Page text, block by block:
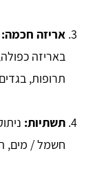
אריזה חכמה:
באריזה
תרופות,
תשתיות:
חשמל / מים,